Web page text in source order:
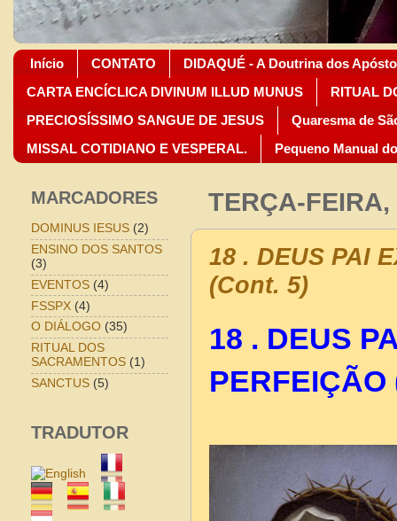
Início CONTATO
DIDAQUÉ - A Doutrina dos
CARTA ENCÍCLICA DIVINUM ILLUD MUNUS
RITUAL
PRECIOSÍSSIMO SANGUE DE JESUS
Quaresma de
MISSAL COTIDIANO E VESPERAL.
Pequeno Manual
TERÇA-
18 . DEUS PAI
(Cont. 5)
18 . DEUS
MARCADORES
DOMINUS IESUS (2)
ENSINO DOS SANTOS
(3)
EVENTOS (4)
FSSPX (4)
O DIÁLOGO (35)
RITUAL DOS
SACRAMENTOS (1)
SANCTUS (5)
TRADUTOR